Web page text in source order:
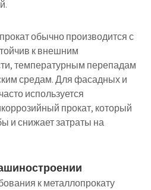
обычно производится с
к внешним
температурным перепадам
средам. Для фасадных и
используется
прокат, который
и снижает затраты на
к металлопрокату